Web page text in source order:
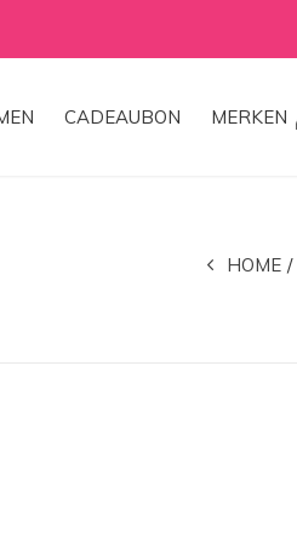
CADEAUBON MERKEN
HOME